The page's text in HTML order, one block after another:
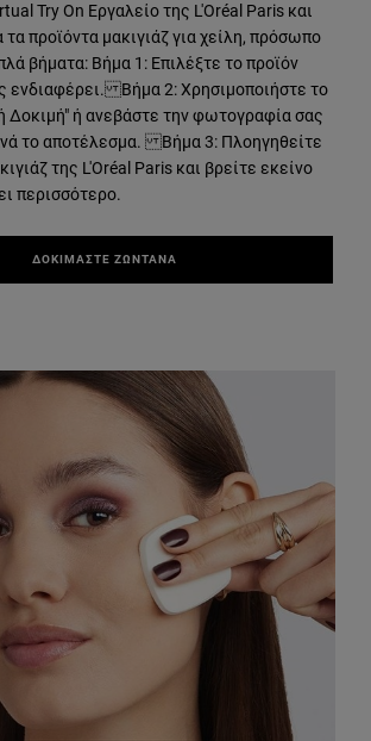
Try On Εργαλείο της L'Oréal Paris και
προϊόντα μακιγιάζ για χείλη, πρόσωπο
βήματα: Βήμα 1: Επιλέξτε το προϊόν
ενδιαφέρει. Βήμα 2: Χρησιμοποιήστε το
Δοκιμή" ή ανεβάστε την φωτογραφία σας
το αποτέλεσμα. Βήμα 3: Πλοηγηθείτε
της L'Oréal Paris και βρείτε εκείνο
περισσότερο.
ΔΟΚΙΜΑΣΤΕ ΖΩΝΤΑΝΑ